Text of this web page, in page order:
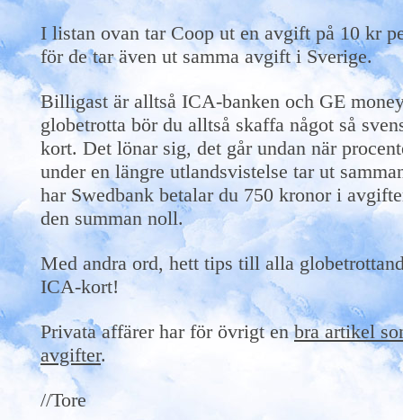
I listan ovan tar Coop ut en avgift på 10 kr
för de tar även ut samma avgift i Sverige.
Billigast är alltså ICA-banken och GE
globetrotta bör du alltså skaffa något så
kort. Det lönar sig, det går undan när
under en längre utlandsvistelse tar ut
har Swedbank betalar du 750 kronor i
den summan noll.
Med andra ord, hett tips till alla
ICA-kort!
Privata affärer har för övrigt enbra artikel
avgifter.
//Tore